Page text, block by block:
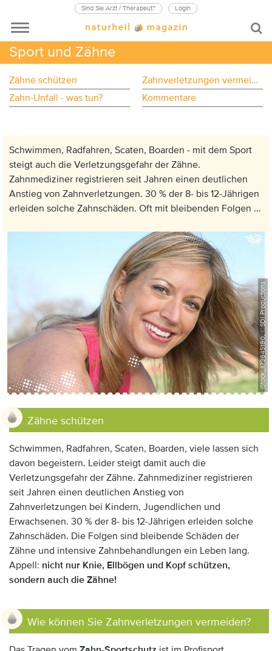
Sind Sie Arzt / Therapeut? Login
Sport und Zähne
Zähne schützen
Zahnverletzungen vermeiden
Zahn-Unfall - was tun?
Kommentare
Schwimmen, Radfahren, Scaten, Boarden - mit dem Sport
steigt auch die Verletzungsgefahr der Zähne.
Zahnmediziner registrieren seit Jahren einen deutlichen
Anstieg von Zahnverletzungen. 30 % der 8- bis 12-Jährigen
erleiden solche Zahnschäden. Oft mit bleibenden Folgen ...
iStock_173645190, ©SDI Productions
Anzeige:Zähne schützen
Schwimmen, Radfahren, Scaten, Boarden, viele lassen sich
davon begeistern. Leider steigt damit auch die
Verletzungsgefahr der Zähne. Zahnmediziner registrieren
seit Jahren einen deutlichen Anstieg von
Zahnverletzungen bei Kindern, Jugendlichen und
Erwachsenen. 30 % der 8- bis 12-Jährigen erleiden solche
Zahnschäden. Die Folgen sind bleibende Schäden der
Zähne und intensive Zahnbehandlungen ein Leben lang.
Appell: nicht nur Knie, Ellbögen und Kopf schützen,
sondern auch die Zähne!
Wie können Sie Zahnverletzungen vermeiden?